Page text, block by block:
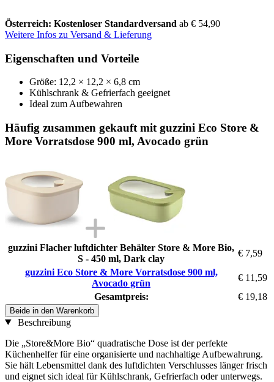
Österreich: Kostenloser Standardversand ab € 54,90
Weitere Infos zu Versand & Lieferung
Eigenschaften und Vorteile
Größe: 12,2 × 12,2 × 6,8 cm
Kühlschrank & Gefrierfach geeignet
Ideal zum Aufbewahren
Häufig zusammen gekauft mit guzzini Eco Store &
More Vorratsdose 900 ml, Avocado grün
guzzini Flacher luftdichter Behälter Store & More Bio,
S - 450 ml, Dark clay
€ 7,59
guzzini Eco Store & More Vorratsdose 900 ml,
Avocado grün
€ 11,59
Gesamtpreis:
€ 19,18
Beide in den Warenkorb
Beschreibung
Die „Store&More Bio“ quadratische Dose ist der perfekte
Küchenhelfer für eine organisierte und nachhaltige Aufbewahrung.
Sie hält Lebensmittel dank des luftdichten Verschlusses länger frisch
und eignet sich ideal für Kühlschrank, Gefrierfach oder unterwegs.